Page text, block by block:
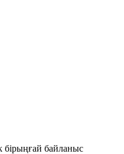
бірыңғай байланыс